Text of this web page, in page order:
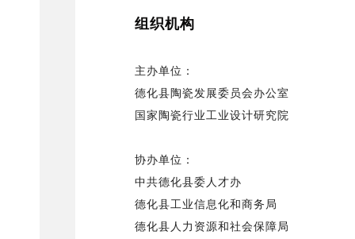
组织机构
主办单位：
德化县陶瓷发展委员会办公室
国家陶瓷行业工业设计研究院
协办单位：
中共德化县委人才办
德化县工业信息化和商务局
德化县人力资源和社会保障局